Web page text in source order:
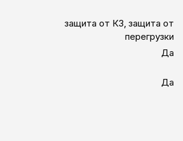
защита от КЗ, защита от
перегрузки
Да
Да